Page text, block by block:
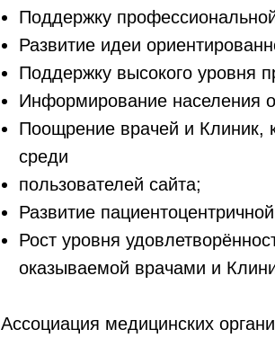
Поддержку
Развитие идеи
Поддержку высокого уровня
Информирование населения
Поощрение врачей и Клиник,
среди
пользователей сайта;
Развитие
Рост уровня
оказываемой врачами и
Ассоциация медицинских